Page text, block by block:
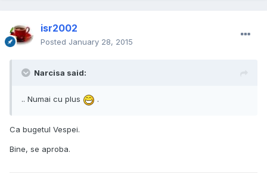
isr2002
Posted January 28, 2015
Narcisa said:
.. Numai cu plus .
Ca bugetul Vespei.
Bine, se aproba.